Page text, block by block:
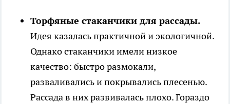
Торфяные стаканчики для рассады.
Идея казалась практичной и экологичной.
Однако стаканчики имели низкое
качество: быстро размокали,
разваливались и покрывались плесенью.
Рассада в них развивалась плохо. Гораздо